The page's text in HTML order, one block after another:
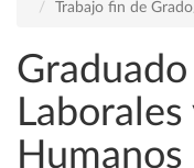
Trabajo fin de
Humanos